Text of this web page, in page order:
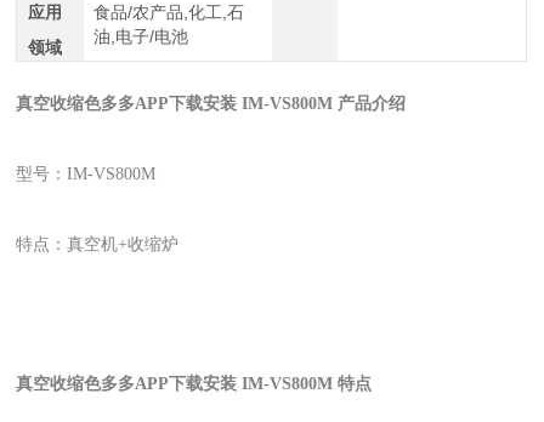
应用
领域
食品/农产品,化工,石
油,电子/电池
真空收缩色多多APP下载安装 IM-VS800M 产品介绍
型号：IM-VS800M
特点：真空机+收缩炉
真空收缩色多多APP下载安装IM-VS800M 特点